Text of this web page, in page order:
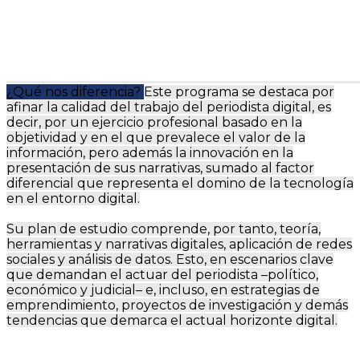
¿Qué nos diferencia? Este programa se destaca por
afinar la calidad del trabajo del periodista digital, es
decir, por un ejercicio profesional basado en la
objetividad y en el que prevalece el valor de la
información, pero además la innovación en la
presentación de sus narrativas, sumado al factor
diferencial que representa el domino de la tecnología
en el entorno digital.
Su plan de estudio comprende, por tanto, teoría,
herramientas y narrativas digitales, aplicación de redes
sociales y análisis de datos. Esto, en escenarios clave
que demandan el actuar del periodista –político,
económico y judicial– e, incluso, en estrategias de
emprendimiento, proyectos de investigación y demás
tendencias que demarca el actual horizonte digital.